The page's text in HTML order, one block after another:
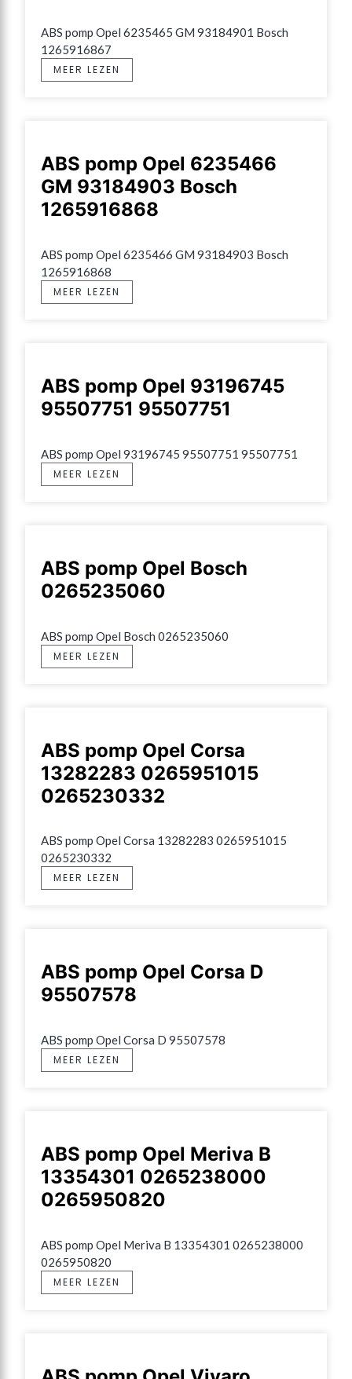
ABS pomp Opel 6235465 GM 93184901 Bosch
1265916867
MEER LEZEN
ABS pomp Opel 6235466
GM 93184903 Bosch
1265916868
ABS pomp Opel 6235466 GM 93184903 Bosch
1265916868
MEER LEZEN
ABS pomp Opel 93196745
95507751 95507751
ABS pomp Opel 93196745 95507751 95507751
MEER LEZEN
ABS pomp Opel Bosch
0265235060
ABS pomp Opel Bosch 0265235060
MEER LEZEN
ABS pomp Opel Corsa
13282283 0265951015
0265230332
ABS pomp Opel Corsa 13282283 0265951015
0265230332
MEER LEZEN
ABS pomp Opel Corsa D
95507578
ABS pomp Opel Corsa D 95507578
MEER LEZEN
ABS pomp Opel Meriva B
13354301 0265238000
0265950820
ABS pomp Opel Meriva B 13354301 0265238000
0265950820
MEER LEZEN